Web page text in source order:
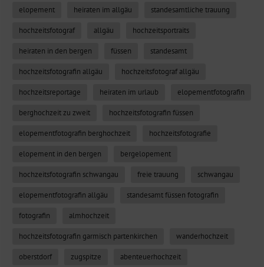
elopement heiraten im allgäu standesamtliche trauung
hochzeitsfotograf allgäu hochzeitsportraits
heiraten in den bergen füssen standesamt
hochzeitsfotografin allgäu hochzeitsfotograf allgäu
hochzeitsreportage heiraten im urlaub elopementfotografin
berghochzeit zu zweit hochzeitsfotografin füssen
elopementfotografin berghochzeit hochzeitsfotografie
elopement in den bergen bergelopement
hochzeitsfotografin schwangau freie trauung schwangau
elopementfotografin allgäu standesamt füssen fotografin
fotografin almhochzeit
hochzeitsfotografin garmisch partenkirchen wanderhochzeit
oberstdorf zugspitze abenteuerhochzeit